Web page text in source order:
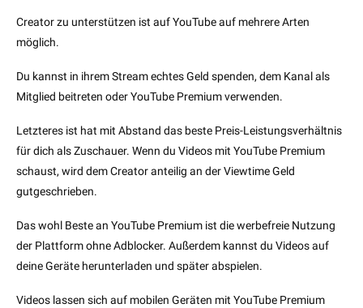
Creator zu unterstützen ist auf YouTube auf mehrere Arten
möglich.
Du kannst in ihrem Stream echtes Geld spenden, dem Kanal als
Mitglied beitreten oder YouTube Premium verwenden.
Letzteres ist hat mit Abstand das beste Preis-Leistungsverhältnis
für dich als Zuschauer. Wenn du Videos mit YouTube Premium
schaust, wird dem Creator anteilig an der Viewtime Geld
gutgeschrieben.
Das wohl Beste an YouTube Premium ist die werbefreie Nutzung
der Plattform ohne Adblocker. Außerdem kannst du Videos auf
deine Geräte herunterladen und später abspielen.
Videos lassen sich auf mobilen Geräten mit YouTube Premium